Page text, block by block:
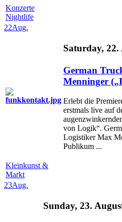
Konzerte
Nightlife
22Aug.
Saturday, 22.
German
Menninger
Erlebt die
erstmals live auf
von Logik“.
Logistiker Max
Publikum ...
Kleinkunst &
Markt
23Aug.
Sunday, 23.